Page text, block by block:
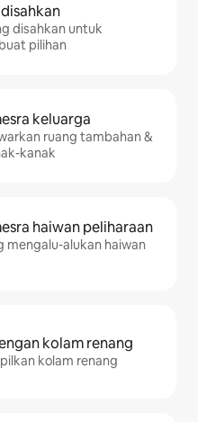
disahkan untuk
pilihan
keluarga
ruang tambahan &
kanak
haiwan peliharaan
mengalu-alukan haiwan
kolam renang
kolam renang